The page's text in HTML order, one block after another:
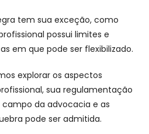
tem sua exceção, como
possui limites e
em que pode ser flexibilizado.
explorar os aspectos
sua regulamentação
da advocacia e as
pode ser admitida.